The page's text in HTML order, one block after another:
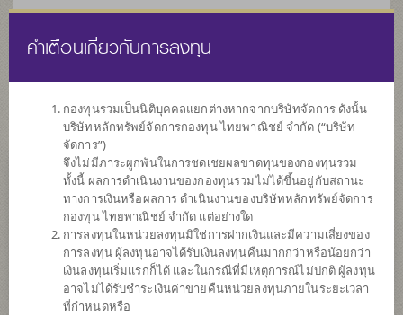
หน้าแรก รายการกองทุน ข้อมูลกองทุน
ค้นหากองทุนดีๆ กับ scbam
คำเตือนเกี่ยวกับการลงทุน
กองทุนรวมเป็นนิติบุคคลแยกต่างหากจากบริษัทจัดการ ดังนั้น
บริษัทหลักทรัพย์จัดการกองทุน ไทยพาณิชย์ จำกัด (“บริษัท
จัดการ”)
จึงไม่มีภาระผูกพันในการชดเชยผลขาดทุนของกองทุนรวม
ทั้งนี้ ผลการดำเนินงานของกองทุนรวมไม่ได้ขึ้นอยู่กับสถานะ
ทางการเงินหรือผลการ ดำเนินงานของบริษัทหลักทรัพย์จัดการ
กองทุน ไทยพาณิชย์ จำกัด แต่อย่างใด
การลงทุนในหน่วยลงทุนมิใช่การฝากเงินและมีความเสี่ยงของ
การลงทุน ผู้ลงทุนอาจได้รับเงินลงทุนคืนมากกว่าหรือน้อยกว่า
เงินลงทุนเริ่มแรกก็ได้ และในกรณีที่มีเหตุการณ์ไม่ปกติ ผู้ลงทุน
อาจไม่ได้รับชำระเงินค่าขายคืนหน่วยลงทุนภายในระยะเวลา
ที่กำหนดหรือ